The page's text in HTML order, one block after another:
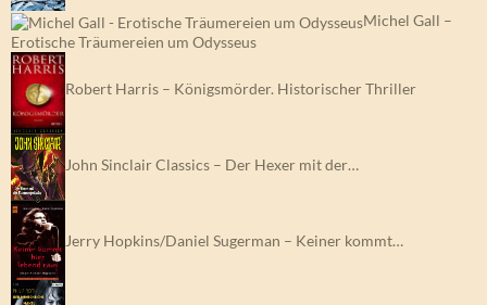
Michel Gall –
Erotische Träumereien um Odysseus
Robert Harris – Königsmörder. Historischer Thriller
John Sinclair Classics – Der Hexer mit der…
Jerry Hopkins/Daniel Sugerman – Keiner kommt…